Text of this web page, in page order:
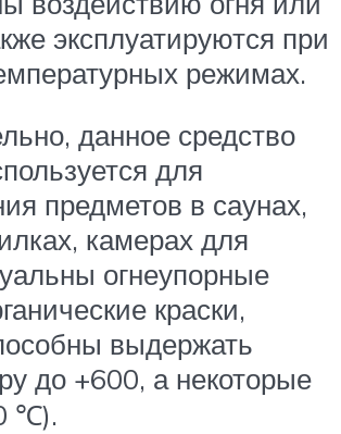
эксплуатируются при
режимах.
данное средство
для
предметов в саунах,
камерах для
огнеупорные
краски,
выдержать
до +600, а некоторые
℃).